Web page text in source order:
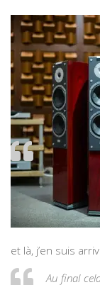
et là, j’en suis
Au final